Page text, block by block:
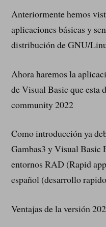
Anteriormente hemos
aplicaciones básicas y
distribución de GNU/
Ahora haremos la
de Visual Basic que esta
community 2022
Como introducción ya
Gambas3 y Visual Basic
entornos RAD (Rapid
español (desarrollo
Ventajas de la versión